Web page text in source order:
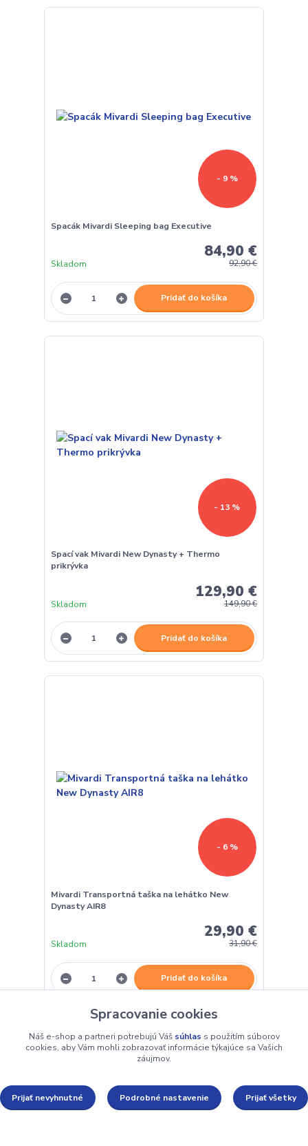
- 9 %
Spacák Mivardi Sleeping bag Executive
92,90 €
84,90 €
Skladom
Pridať do košíka
- 13 %
Spací vak Mivardi New Dynasty + Thermo
prikrývka
149,90 €
129,90 €
Skladom
Pridať do košíka
- 6 %
Mivardi Transportná taška na lehátko New
Dynasty AIR8
31,90 €
29,90 €
Skladom
Pridať do košíka
Spracovanie cookies
Náš e-shop a partneri potrebujú Váš súhlas s použitím súborov
cookies, aby Vám mohli zobrazovať informácie týkajúce sa Vašich
záujmov.
Prijať nevyhnutné Podrobné nastavenie Prijať všetky